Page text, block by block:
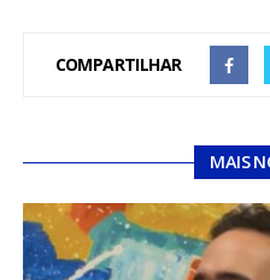
COMPARTILHAR
MAIS